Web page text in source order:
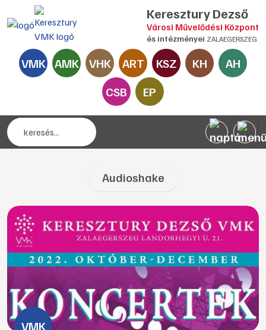
Keresztury Dezső
Városi Művelődési Központ
és intézményei ZALAEGERSZEG
VMK AMK VHK ART KSZ KH
AH
CSB
EP
Audioshake